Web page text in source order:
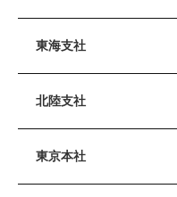
東海支社
北陸支社
東京本社